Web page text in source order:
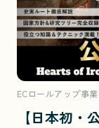
ECロールアップ事
【日本初・